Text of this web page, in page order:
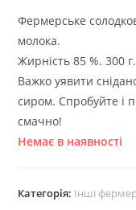
Фермерське
молока.
Жирність 85 %. 300 г.
Важко уявити
сиром. Спробуйте і
смачно!
Немає в наявності
Категорія: Інші